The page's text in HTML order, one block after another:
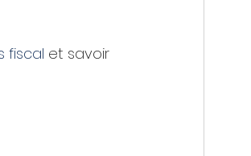
fiscal et savoir